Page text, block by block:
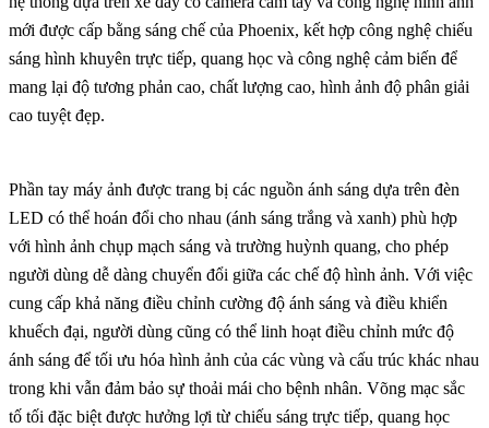
mới được cấp bằng sáng chế của Phoenix, kết hợp công nghệ chiếu
sáng hình khuyên trực tiếp, quang học và công nghệ cảm biến để
mang lại độ tương phản cao, chất lượng cao, hình ảnh độ phân giải
cao tuyệt đẹp.
Phần tay máy ảnh được trang bị các nguồn ánh sáng dựa trên đèn
LED có thể hoán đổi cho nhau (ánh sáng trắng và xanh) phù hợp
với hình ảnh chụp mạch sáng và trường huỳnh quang, cho phép
người dùng dễ dàng chuyển đổi giữa các chế độ hình ảnh. Với việc
cung cấp khả năng điều chỉnh cường độ ánh sáng và điều khiển
khuếch đại, người dùng cũng có thể linh hoạt điều chỉnh mức độ
ánh sáng để tối ưu hóa hình ảnh của các vùng và cấu trúc khác nhau
trong khi vẫn đảm bảo sự thoải mái cho bệnh nhân. Võng mạc sắc
tố tối đặc biệt được hưởng lợi từ chiếu sáng trực tiếp, quang học